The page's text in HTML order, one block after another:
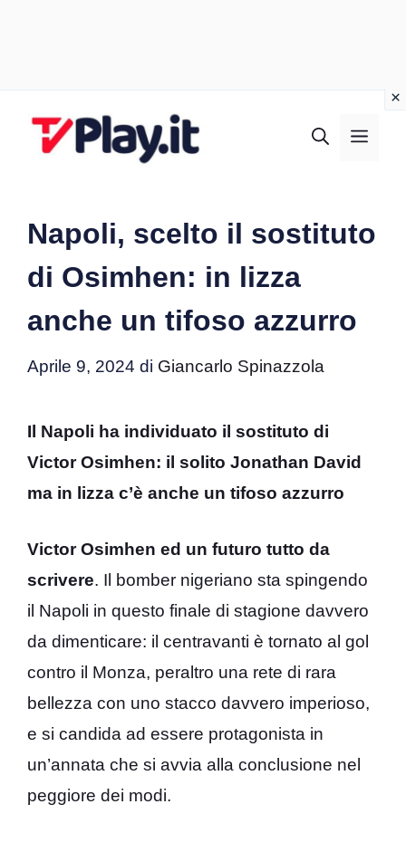
Napoli, scelto il sostituto
di Osimhen: in lizza
anche un tifoso azzurro
Aprile 9, 2024 di Giancarlo Spinazzola
Il Napoli ha individuato il sostituto di
Victor Osimhen: il solito Jonathan David
ma in lizza c’è anche un tifoso azzurro
Victor Osimhen ed un futuro tutto da
scrivere. Il bomber nigeriano sta spingendo
il Napoli in questo finale di stagione davvero
da dimenticare: il centravanti è tornato al gol
contro il Monza, peraltro una rete di rara
bellezza con uno stacco davvero imperioso,
e si candida ad essere protagonista in
un’annata che si avvia alla conclusione nel
peggiore dei modi.